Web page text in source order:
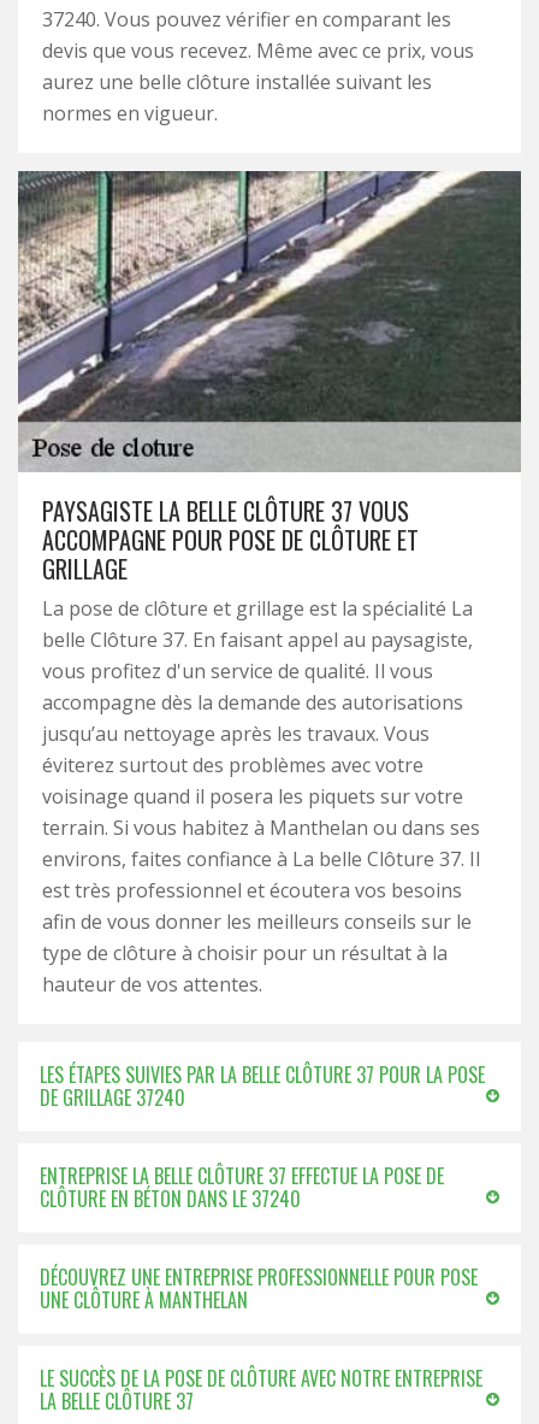
37240. Vous pouvez vérifier en comparant les
devis que vous recevez. Même avec ce prix, vous
aurez une belle clôture installée suivant les
normes en vigueur.
PAYSAGISTE LA BELLE CLÔTURE 37 VOUS
ACCOMPAGNE POUR POSE DE CLÔTURE ET
GRILLAGE
La pose de clôture et grillage est la spécialité La
belle Clôture 37. En faisant appel au paysagiste,
vous profitez d'un service de qualité. Il vous
accompagne dès la demande des autorisations
jusqu’au nettoyage après les travaux. Vous
éviterez surtout des problèmes avec votre
voisinage quand il posera les piquets sur votre
terrain. Si vous habitez à Manthelan ou dans ses
environs, faites confiance à La belle Clôture 37. Il
est très professionnel et écoutera vos besoins
afin de vous donner les meilleurs conseils sur le
type de clôture à choisir pour un résultat à la
hauteur de vos attentes.
LES ÉTAPES SUIVIES PAR LA BELLE CLÔTURE 37 POUR LA POSE
DE GRILLAGE 37240
ENTREPRISE LA BELLE CLÔTURE 37 EFFECTUE LA POSE DE
CLÔTURE EN BÉTON DANS LE 37240
DÉCOUVREZ UNE ENTREPRISE PROFESSIONNELLE POUR POSE
UNE CLÔTURE À MANTHELAN
LE SUCCÈS DE LA POSE DE CLÔTURE AVEC NOTRE ENTREPRISE
LA BELLE CLÔTURE 37